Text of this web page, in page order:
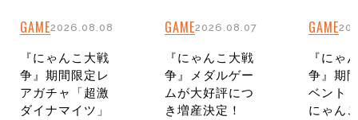
GAME2026.08.08
『にゃんこ大戦
争』期間限定レ
アガチャ「超激
ダイナマイツ」
GAME2026.08.07
『にゃんこ大戦
争』メダルゲー
ムが大好評につ
き増産決定！
GAME
『にゃ
争』期
ベント
にゃん